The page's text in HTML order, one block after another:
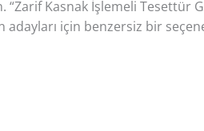
“Zarif Kasnak İşlemeli
için benzersiz bir